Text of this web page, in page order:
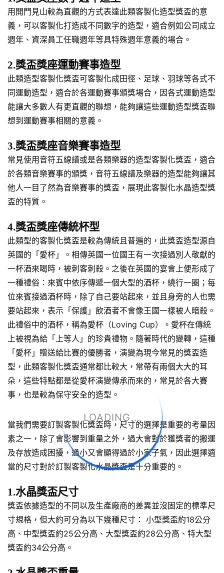
LOADING...
用開門見山較為直觀的方式表達此類客製化造型獎盃的意
義，可以客製化打造成不同數字的造型，適合例如公司成立
週年、資深員工任職週年等具特殊週年意義的場合。
2.獎盃獎座運動賽事造型
此類造型客製化獎盃可客製化成田徑、足球、羽球等各式不
同運動造型，適合於各運動賽事頒獎場合，因各式運動造型
能讓大多數人有更直觀的聯想，能夠讓這些運動造型獎盃聯
想到運動賽事相關的意義。
3.獎盃獎座音樂賽事造型
常見使用音符五線譜或是各類樂器的造型客製化獎盃，適合
於各類音樂賽事的頒獎，音符五線譜及樂器的造型能夠讓其
他人一目了然為音樂賽事的獎盃，展現此客製化水晶造型獎
盃的特質。
4.獎盃獎座傳統杯型
此類型的客製化獎盃是較為傳統且普遍的，此獎盃造型源自
英國的「愛杯」。相傳英國一位國王有一次接過別人敬獻的
一杯酒來喝時，被刺客刺殺。之後在英國的宴會上便形成了
一種禮俗：來賓中依序傳遞一個大型的酒杯，繞行一圈；每
位來賓接過酒杯時，除了自己要站起來，並且身旁的人也需
要站起來，表示「保護」飲酒者不會像王國一樣被人暗殺。
此禮俗中的酒杯，稱為愛杯（Loving Cup）。愛杯在傳統
上被視為給「上等人」的珍貴禮物。隨著時代的變轉，這種
「愛杯」贈送給比賽的優勝者，演變為現今常見的獎盃造
型，此類客製化獎盃通常都比較大，常帶有兩個大大的耳
朵，這些特點都是從愛杯演變傳承而來的，常見於各大賽
事，也是較為保守安全的造型。
當我們需要訂製客製化獎盃時，尺寸的選擇是重要的考量因
素之一，除了會影響到重量之外，過大會對於獲獎者的搬運
及存放造成困擾，過小又會顯得過於小家子氣，因此選擇適
當的尺寸對於訂製客製化水晶獎盃是十分重要的。
1.水晶獎盃尺寸
獎盃依據造型的不同以及生產廠商的差異並沒固定的標準尺
寸規格，但大約可分為以下幾種尺寸： 小型獎盃約18公分
高、中型獎盃約25公分高、大型獎盃約28公分高、特大型
獎盃約34公分高。